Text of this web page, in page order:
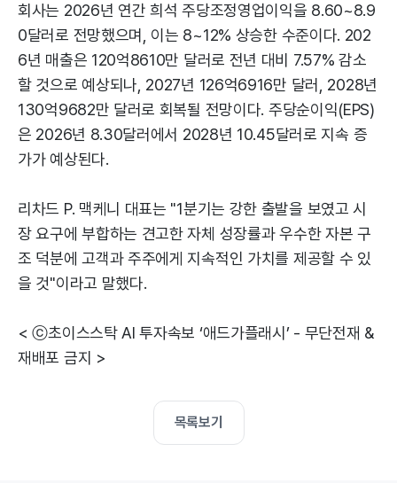
회사는 2026년 연간 희석 주당조정영업이익을 8.60~8.9
0달러로 전망했으며, 이는 8~12% 상승한 수준이다. 202
6년 매출은 120억8610만 달러로 전년 대비 7.57% 감소
할 것으로 예상되나, 2027년 126억6916만 달러, 2028년
130억9682만 달러로 회복될 전망이다. 주당순이익(EPS)
은 2026년 8.30달러에서 2028년 10.45달러로 지속 증
가가 예상된다.
리차드 P. 맥케니 대표는 "1분기는 강한 출발을 보였고 시
장 요구에 부합하는 견고한 자체 성장률과 우수한 자본 구
조 덕분에 고객과 주주에게 지속적인 가치를 제공할 수 있
을 것"이라고 말했다.
< ⓒ초이스스탁 AI 투자속보 ‘애드가플래시’ - 무단전재 &
재배포 금지 >
목록보기